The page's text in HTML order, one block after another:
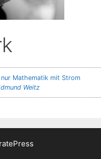
Mathematik mit Strom
Weitz